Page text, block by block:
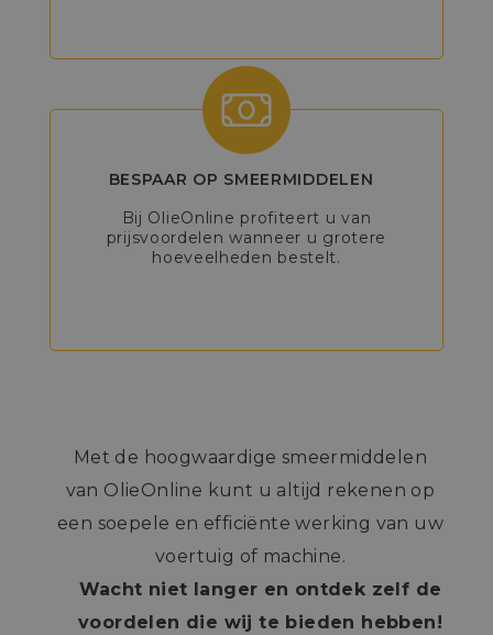
BESPAAR OP SMEERMIDDELEN
Bij OlieOnline profiteert u van
prijsvoordelen wanneer u grotere
hoeveelheden bestelt.
Met de hoogwaardige smeermiddelen
van OlieOnline kunt u altijd rekenen op
een soepele en efficiënte werking van uw
voertuig of machine.
Wacht niet langer en ontdek zelf de
voordelen die wij te bieden hebben!